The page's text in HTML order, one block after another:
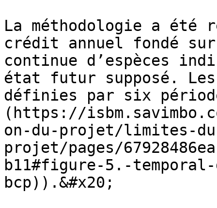
La méthodologie a été
crédit annuel fondé
continue d’espèces
état futur supposé.
définies par six
(https://
on-du-projet/limites-
projet/pages/
b11#figure-5.-
bcp)).&#x20;